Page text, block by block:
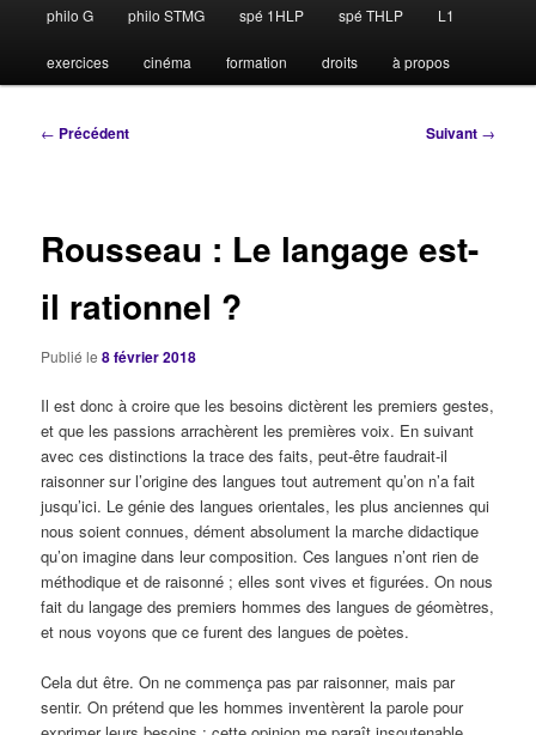
principal
philo G philo STMG spé 1HLP spé THLP L1
exercices cinéma formation droits à propos
Navigation
← Précédent Suivant →
Rousseau : Le langage est-
il rationnel ?
Publié le8 février 2018
Il est donc à croire que les besoins dictèrent les premiers gestes,
et que les passions arrachèrent les premières voix. En suivant
avec ces distinctions la trace des faits, peut-être faudrait-il
raisonner sur l’origine des langues tout autrement qu’on n’a fait
jusqu’ici. Le génie des langues orientales, les plus anciennes qui
nous soient connues, dément absolument la marche didactique
qu’on imagine dans leur composition. Ces langues n’ont rien de
méthodique et de raisonné ; elles sont vives et figurées. On nous
fait du langage des premiers hommes des langues de géomètres,
et nous voyons que ce furent des langues de poètes.
Cela dut être. On ne commença pas par raisonner, mais par
sentir. On prétend que les hommes inventèrent la parole pour